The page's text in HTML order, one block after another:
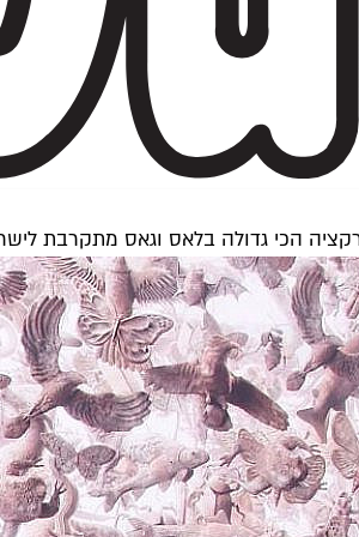
הכי גדולה בלאס וגאס מתקרבת